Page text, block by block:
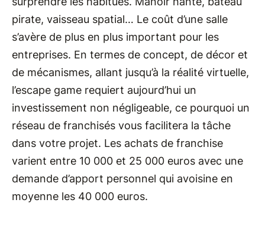
pirate, vaisseau spatial… Le coût d’une salle
s’avère de plus en plus important pour les
entreprises. En termes de concept, de décor et
de mécanismes, allant jusqu’à la réalité virtuelle,
l’escape game requiert aujourd’hui un
investissement non négligeable, ce pourquoi un
réseau de franchisés vous facilitera la tâche
dans votre projet. Les achats de franchise
varient entre 10 000 et 25 000 euros avec une
demande d’apport personnel qui avoisine en
moyenne les 40 000 euros.